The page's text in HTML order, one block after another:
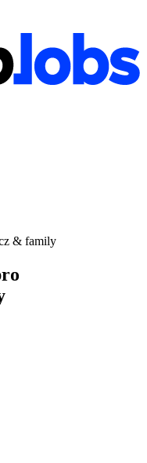
& family